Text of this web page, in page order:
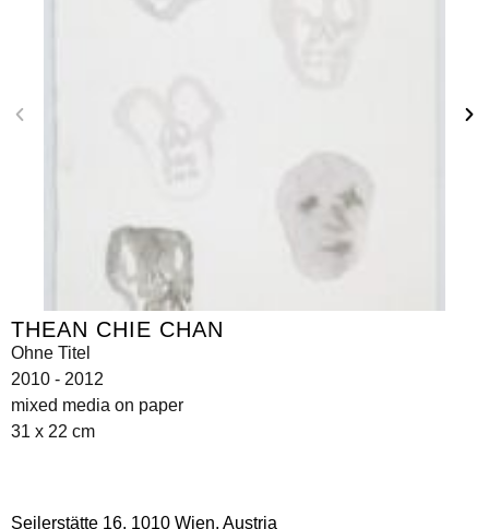
THEAN CHIE CHAN
Ohne Titel
2010 - 2012
mixed media on paper
31 x 22 cm
Seilerstätte 16, 1010 Wien, Austria